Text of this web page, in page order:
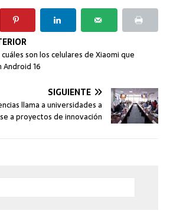
son los celulares de Xiaomi que
16
SIGUIENTE
llama a universidades a
a proyectos de innovación